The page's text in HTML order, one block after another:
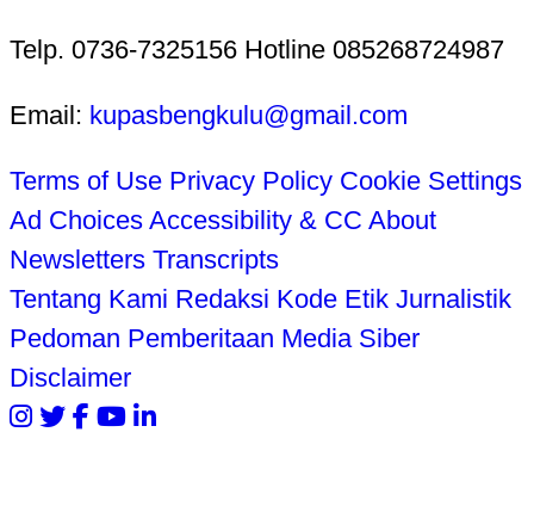
Telp. 0736-7325156 Hotline 085268724987
Email: kupasbengkulu@gmail.com
Terms of Use Privacy Policy Cookie Settings
Ad Choices Accessibility & CC About
Newsletters Transcripts
Tentang Kami Redaksi Kode Etik Jurnalistik
Pedoman Pemberitaan Media Siber
Disclaimer